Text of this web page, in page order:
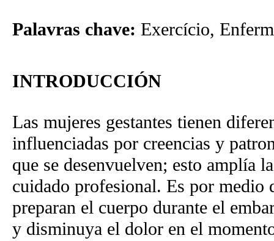
Palavras chave: Exercício,
INTRODUCCIÓN
Las mujeres gestantes tienen
influenciadas por creencias y
que se desenvuelven; esto amplía
cuidado profesional. Es por
preparan el cuerpo durante el
y disminuya el dolor en el